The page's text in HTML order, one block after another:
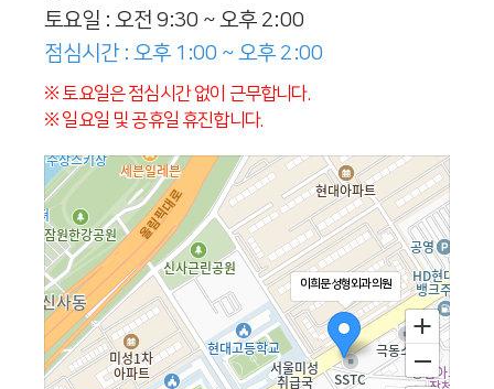
토요일 : 오전 9:30 ~ 오후 2:00
점심시간 : 오후 1:00 ~ 오후 2:00
※ 토요일은 점심시간 없이 근무합니다.
※ 일요일 및 공휴일 휴진합니다.
이희문성형외과의원